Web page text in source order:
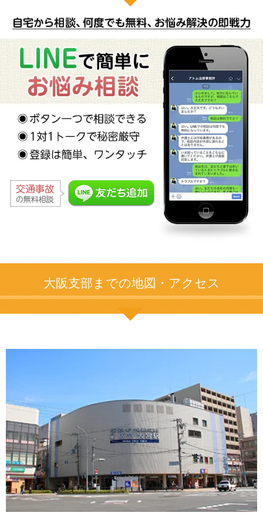
大阪支部までの地図・アクセス